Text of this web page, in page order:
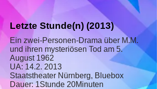
Letzte Stunde(n) (2013)
Ein zwei-Personen-Drama über M.M.
und ihren mysteriösen Tod am 5.
August 1962
UA: 14.2. 2013
Staatstheater Nürnberg, Bluebox
Dauer: 1Stunde 20Minuten